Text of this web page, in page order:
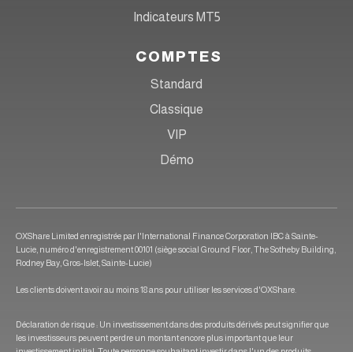
Indicateurs MT5
COMPTES
Standard
Classique
VIP
Démo
OXShare Limited enregistrée par l'International Finance Corporation IBC à Sainte-
Lucie, numéro d'enregistrement 00101 (siège social Ground Floor, The Sotheby Building,
Rodney Bay, Gros-Islet, Sainte-Lucie)
Les clients doivent avoir au moins 18 ans pour utiliser les services d'OXShare.
Déclaration de risque : Un investissement dans des produits dérivés peut signifier que
les investisseurs peuvent perdre un montant encore plus important que leur